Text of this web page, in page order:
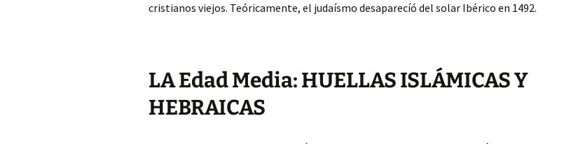
cristianos viejos. Teóricamente, el judaísmo desaparecíó del solar Ibérico en 1492.
LA Edad Media: HUELLAS ISLÁMICAS Y
HEBRAICAS